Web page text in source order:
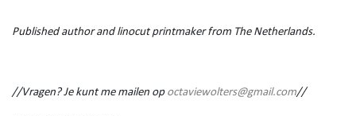
Published author and linocut printmaker from The Netherlands.
//Vragen? Je kunt me mailen op octaviewolters@gmail.com//